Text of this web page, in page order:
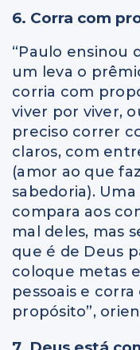
6. Corra com
“Paulo ensinou
um leva o
corria com
viver por viver,
preciso correr
claros, com
(amor ao que
sabedoria).
compara aos
mal deles, mas
que é de Deus
coloque metas
pessoais e
propósito”,